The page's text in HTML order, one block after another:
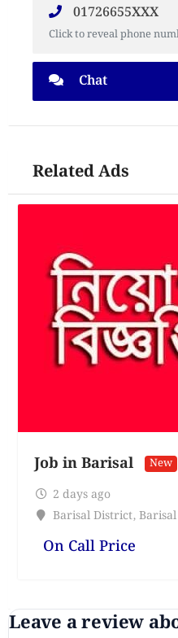
01726655XXX
Click to reveal phone
Chat
Related Ads
Job in Barisal New
2 days ago
Barisal District, Barisal
On Call Price
Leave a review